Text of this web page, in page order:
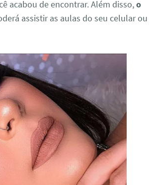
acabou de encontrar. Além disso,o
assistir as aulas do seu celular ou